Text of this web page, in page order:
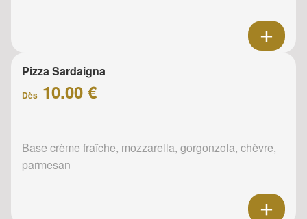
Pizza Sardaigna
Dès 10.00 €
Base crème fraîche, mozzarella, gorgonzola, chèvre,
parmesan